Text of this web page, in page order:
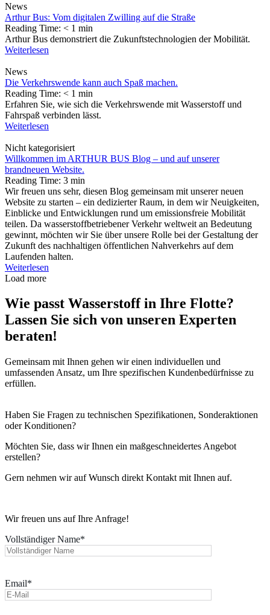
News
Arthur Bus: Vom digitalen Zwilling auf die Straße
Reading Time: < 1 min
Arthur Bus demonstriert die Zukunftstechnologien der Mobilität.
Weiterlesen
News
Die Verkehrswende kann auch Spaß machen.
Reading Time: < 1 min
Erfahren Sie, wie sich die Verkehrswende mit Wasserstoff und
Fahrspaß verbinden lässt.
Weiterlesen
Nicht kategorisiert
Willkommen im ARTHUR BUS Blog – und auf unserer
brandneuen Website.
Reading Time: 3 min
Wir freuen uns sehr, diesen Blog gemeinsam mit unserer neuen
Website zu starten – ein dedizierter Raum, in dem wir Neuigkeiten,
Einblicke und Entwicklungen rund um emissionsfreie Mobilität
teilen. Da wasserstoffbetriebener Verkehr weltweit an Bedeutung
gewinnt, möchten wir Sie über unsere Rolle bei der Gestaltung der
Zukunft des nachhaltigen öffentlichen Nahverkehrs auf dem
Laufenden halten.
Weiterlesen
Load more
Wie passt Wasserstoff in Ihre Flotte?
Lassen Sie sich von unseren Experten
beraten!
Gemeinsam mit Ihnen gehen wir einen individuellen und
umfassenden Ansatz, um Ihre spezifischen Kundenbedürfnisse zu
erfüllen.
Haben Sie Fragen zu technischen Spezifikationen, Sonderaktionen
oder Konditionen?
Möchten Sie, dass wir Ihnen ein maßgeschneidertes Angebot
erstellen?
Gern nehmen wir auf Wunsch direkt Kontakt mit Ihnen auf.
Wir freuen uns auf Ihre Anfrage!
Vollständiger Name*
Email*